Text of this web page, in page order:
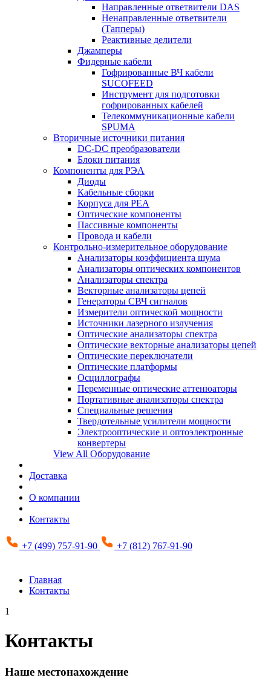
Направленные ответвители DAS
Ненаправленные ответвители
(Тапперы)
Реактивные делители
Джамперы
Фидерные кабели
Гофрированные ВЧ кабели
SUCOFEED
Инструмент для подготовки
гофрированных кабелей
Телекоммуникационные кабели
SPUMA
Вторичные источники питания
DC-DC преобразователи
Блоки питания
Компоненты для РЭА
Диоды
Кабельные сборки
Корпуса для РЕА
Оптические компоненты
Пассивные компоненты
Провода и кабели
Контрольно-измерительное оборудование
Анализаторы коэффициента шума
Анализаторы оптических компонентов
Анализаторы спектра
Векторные анализаторы цепей
Генераторы СВЧ сигналов
Измерители оптической мощности
Источники лазерного излучения
Оптические анализаторы спектра
Оптические векторные анализаторы цепей
Оптические переключатели
Оптические платформы
Осциллографы
Переменные оптические аттенюаторы
Портативные анализаторы спектра
Специальные решения
Твердотельные усилители мощности
Электрооптические и оптоэлектронные
конвертеры
View All Оборудование
Доставка
О компании
Контакты
+7 (499) 757-91-90 +7 (812) 767-91-90
Главная
Контакты
1
Контакты
Наше местонахождение